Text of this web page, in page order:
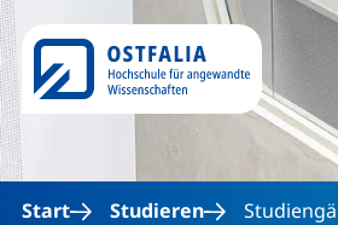
Direkt
Start Studieren